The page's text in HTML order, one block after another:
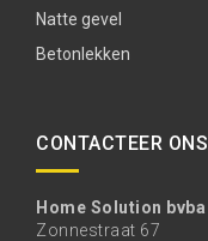
Natte gevel
Betonlekken
CONTACTEER ONS
Home Solution bvba
Zonnestraat 67